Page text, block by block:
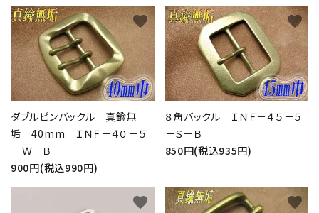
ダブルピンバックル 真鍮無
垢 40mm ＩＮＦ－４０－５
－Ｗ－Ｂ
900円(税込990円)
favorite
８角バックル ＩＮＦ－４５－５
－Ｓ－Ｂ
850円(税込935円)
favorite
favorite favorite